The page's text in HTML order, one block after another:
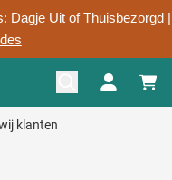
Dagje Uit of Thuisbezorgd |